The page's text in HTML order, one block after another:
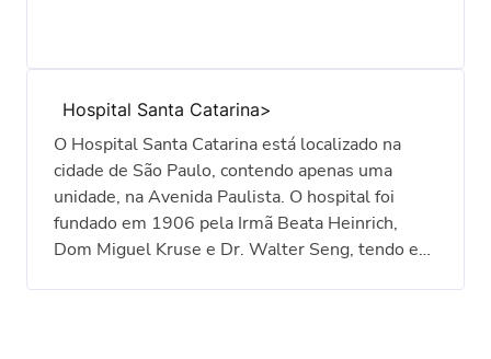
Hospital Santa Catarina
O Hospital Santa Catarina está localizado na
cidade de São Paulo, contendo apenas uma
unidade, na Avenida Paulista. O hospital foi
fundado em 1906 pela Irmã Beata Heinrich,
Dom Miguel Kruse e Dr. Walter Seng, tendo em